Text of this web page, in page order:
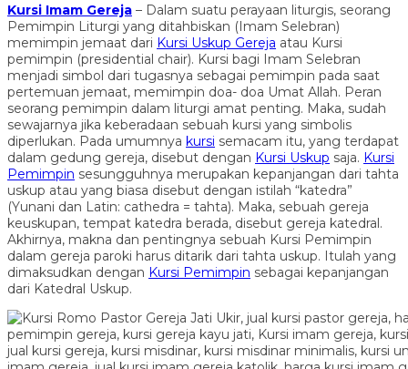
Kursi Imam Gereja – Dalam suatu perayaan liturgis, seorang
Pemimpin Liturgi yang ditahbiskan (Imam Selebran)
memimpin jemaat dari Kursi Uskup Gereja atau Kursi
pemimpin (presidential chair). Kursi bagi Imam Selebran
menjadi simbol dari tugasnya sebagai pemimpin pada saat
pertemuan jemaat, memimpin doa- doa Umat Allah. Peran
seorang pemimpin dalam liturgi amat penting. Maka, sudah
sewajarnya jika keberadaan sebuah kursi yang simbolis
diperlukan. Pada umumnya kursi semacam itu, yang terdapat
dalam gedung gereja, disebut dengan Kursi Uskup saja. Kursi
Pemimpin sesungguhnya merupakan kepanjangan dari tahta
uskup atau yang biasa disebut dengan istilah “katedra”
(Yunani dan Latin: cathedra = tahta). Maka, sebuah gereja
keuskupan, tempat katedra berada, disebut gereja katedral.
Akhirnya, makna dan pentingnya sebuah Kursi Pemimpin
dalam gereja paroki harus ditarik dari tahta uskup. Itulah yang
dimaksudkan dengan Kursi Pemimpin sebagai kepanjangan
dari Katedral Uskup.